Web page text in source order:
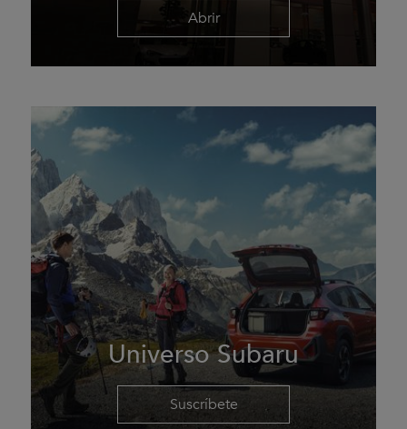
Abrir
Universo Subaru
Suscríbete